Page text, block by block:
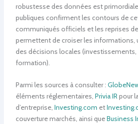
robustesse des données est
publiques confirment les contours de
communiqués officiels et les reprises
permettent de croiser les informations,
des décisions locales
formation).
Parmi les sources à consulter :
éléments réglementaires, Privia IRpour
d’entreprise, Investing.com et
couverture marchés, ainsi queBusiness